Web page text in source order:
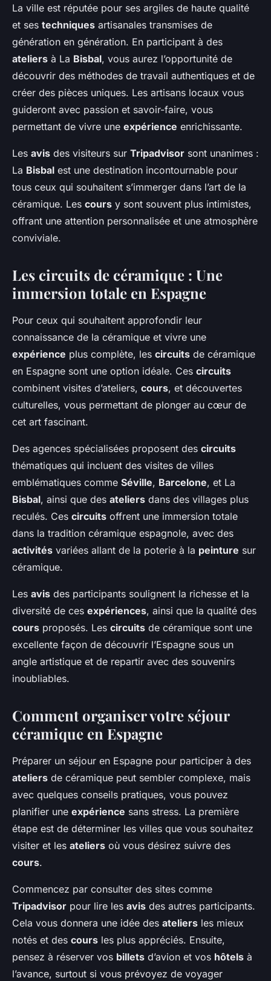
La ville est réputée pour ses argiles de haute qualité
et ses techniques artisanales transmises de
génération en génération. En participant à des
ateliers à La Bisbal, vous aurez l’opportunité de
découvrir des méthodes de travail authentiques et de
créer des pièces uniques. Les artisans locaux vous
guideront avec passion et savoir-faire, vous
permettant de vivre une expérience enrichissante.
Les avis des visiteurs sur Tripadvisor sont unanimes :
La Bisbal est une destination incontournable pour
tous ceux qui souhaitent s’immerger dans l’art de la
céramique. Les cours y sont souvent plus intimistes,
offrant une attention personnalisée et une atmosphère
conviviale.
Les circuits de céramique : Une
immersion totale en Espagne
Pour ceux qui souhaitent approfondir leur
connaissance de la céramique et vivre une
expérience plus complète, les circuits de céramique
en Espagne sont une option idéale. Ces circuits
combinent visites d’ateliers, cours, et découvertes
culturelles, vous permettant de plonger au cœur de
cet art fascinant.
Des agences spécialisées proposent des circuits
thématiques qui incluent des visites de villes
emblématiques comme Séville, Barcelone, et La
Bisbal, ainsi que des ateliers dans des villages plus
reculés. Ces circuits offrent une immersion totale
dans la tradition céramique espagnole, avec des
activités variées allant de la poterie à la peinture sur
céramique.
Les avis des participants soulignent la richesse et la
diversité de ces expériences, ainsi que la qualité des
cours proposés. Les circuits de céramique sont une
excellente façon de découvrir l’Espagne sous un
angle artistique et de repartir avec des souvenirs
inoubliables.
Comment organiser votre séjour
céramique en Espagne
Préparer un séjour en Espagne pour participer à des
ateliers de céramique peut sembler complexe, mais
avec quelques conseils pratiques, vous pouvez
planifier une expérience sans stress. La première
étape est de déterminer les villes que vous souhaitez
visiter et les ateliers où vous désirez suivre des
cours.
Commencez par consulter des sites comme
Tripadvisor pour lire les avis des autres participants.
Cela vous donnera une idée des ateliers les mieux
notés et des cours les plus appréciés. Ensuite,
pensez à réserver vos billets d’avion et vos hôtels à
l’avance, surtout si vous prévoyez de voyager